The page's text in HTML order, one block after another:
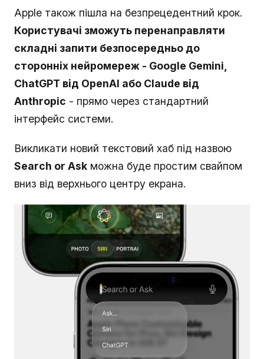
Apple також пішла на безпрецедентний крок.
Користувачі зможуть перенаправляти
складні запити безпосередньо до
сторонніх нейромереж - Google Gemini,
ChatGPT від OpenAI або Claude від
Anthropic - прямо через стандартний
інтерфейс системи.
Викликати новий текстовий хаб під назвою
Search or Ask можна буде простим свайпом
вниз від верхнього центру екрана.